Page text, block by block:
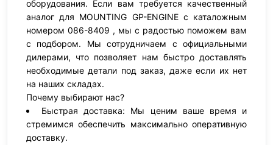
оборудования. Если вам требуется качественный
аналог для MOUNTING GP-ENGINE с каталожным
номером 086-8409 , мы с радостью поможем вам
с подбором. Мы сотрудничаем с официальными
дилерами, что позволяет нам быстро доставлять
необходимые детали под заказ, даже если их нет
на наших складах.
Почему выбирают нас?
Быстрая доставка: Мы ценим ваше время и
стремимся обеспечить максимально оперативную
доставку.